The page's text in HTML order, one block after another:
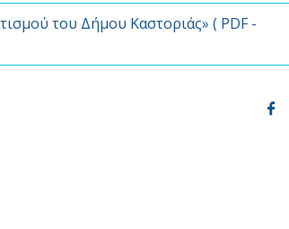
του Δήμου Καστοριάς» ( PDF-